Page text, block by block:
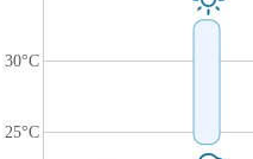
30°C
25°C